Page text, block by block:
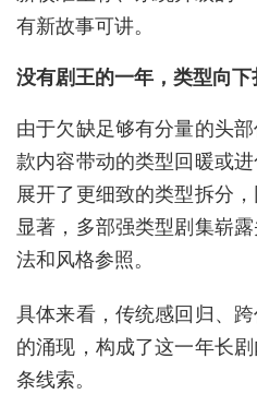
有新故事可讲。
没有剧王的一年，类型向下
由于欠缺足够有分量的头
款内容带动的类型回暖或
展开了更细致的类型拆分
显著，多部强类型剧集崭
法和风格参照。
具体来看，传统感回归、
的涌现，构成了这一年长
条线索。